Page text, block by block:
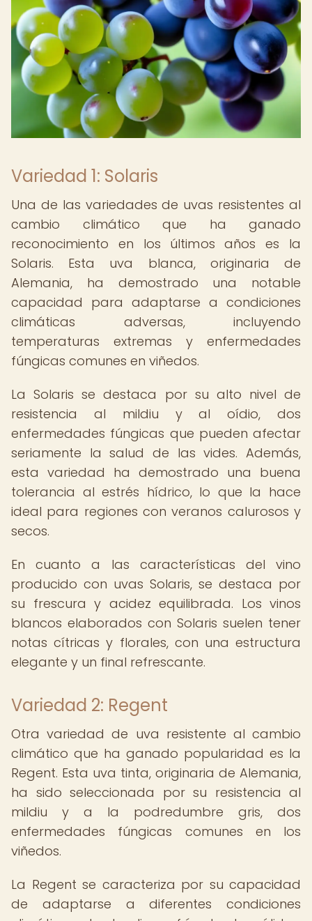
Variedad 1: Solaris
Una de las variedades de uvas resistentes al
cambio climático que ha ganado
reconocimiento en los últimos años es la
Solaris. Esta uva blanca, originaria de
Alemania, ha demostrado una notable
capacidad para adaptarse a condiciones
climáticas adversas, incluyendo
temperaturas extremas y enfermedades
fúngicas comunes en viñedos.
La Solaris se destaca por su alto nivel de
resistencia al mildiu y al oídio, dos
enfermedades fúngicas que pueden afectar
seriamente la salud de las vides. Además,
esta variedad ha demostrado una buena
tolerancia al estrés hídrico, lo que la hace
ideal para regiones con veranos calurosos y
secos.
En cuanto a las características del vino
producido con uvas Solaris, se destaca por
su frescura y acidez equilibrada. Los vinos
blancos elaborados con Solaris suelen tener
notas cítricas y florales, con una estructura
elegante y un final refrescante.
Variedad 2: Regent
Otra variedad de uva resistente al cambio
climático que ha ganado popularidad es la
Regent. Esta uva tinta, originaria de Alemania,
ha sido seleccionada por su resistencia al
mildiu y a la podredumbre gris, dos
enfermedades fúngicas comunes en los
viñedos.
La Regent se caracteriza por su capacidad
de adaptarse a diferentes condiciones